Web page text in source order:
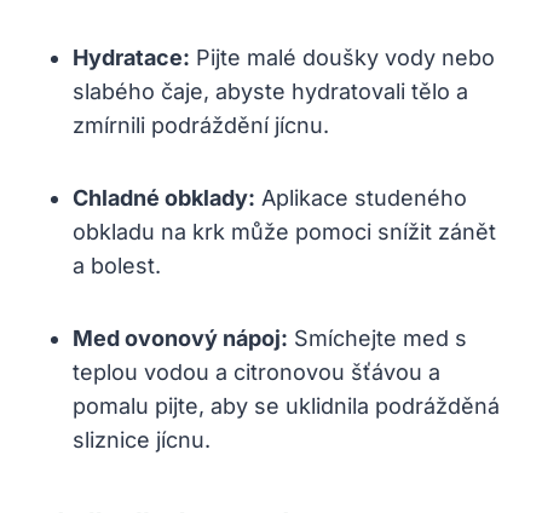
Hydratace: Pijte ⁢malé doušky vody nebo
⁢slabého čaje, abyste hydratovali tělo a
zmírnili podráždění jícnu.
Chladné obklady: Aplikace studeného
obkladu ⁣na krk může pomoci‍ snížit zánět
a bolest.
Med ovonový nápoj: Smíchejte med s
teplou⁣ vodou a citronovou šťávou a
pomalu‍ pijte, aby se uklidnila podrážděná
sliznice jícnu.